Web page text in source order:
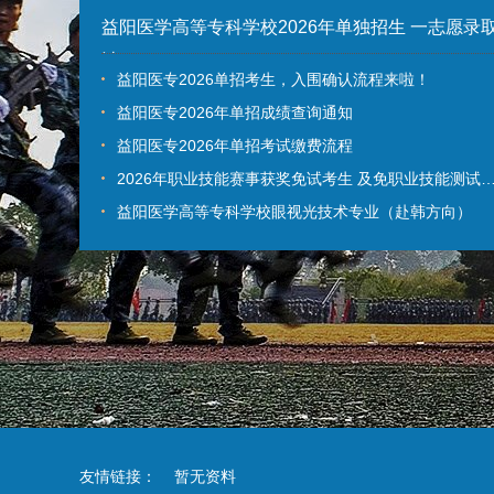
益阳医学高等专科学校2026年单独招生 一志愿录
计…
益阳医专2026单招考生，入围确认流程来啦！
益阳医专2026年单招成绩查询通知
益阳医专2026年单招考试缴费流程
2026年职业技能赛事获奖免试考生 及免职业技能测试
益阳医学高等专科学校眼视光技术专业（赴韩方向）
友情链接： 暂无资料